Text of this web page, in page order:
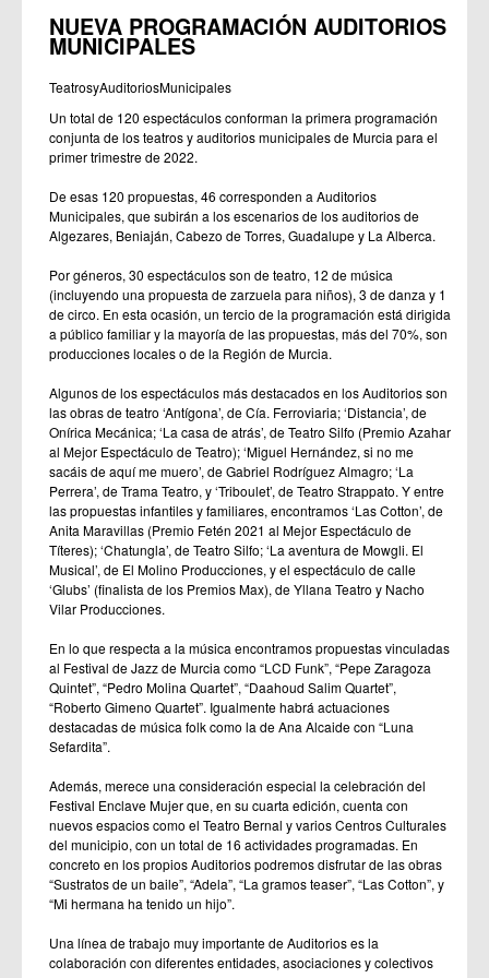
NUEVA PROGRAMACIÓN AUDITORIOS
MUNICIPALES
TeatrosyAuditoriosMunicipales
Un total de 120 espectáculos conforman la primera programación
conjunta de los teatros y auditorios municipales de Murcia para el
primer trimestre de 2022.
De esas 120 propuestas, 46 corresponden a Auditorios
Municipales, que subirán a los escenarios de los auditorios de
Algezares, Beniaján, Cabezo de Torres, Guadalupe y La Alberca.
Por géneros, 30 espectáculos son de teatro, 12 de música
(incluyendo una propuesta de zarzuela para niños), 3 de danza y 1
de circo. En esta ocasión, un tercio de la programación está dirigida
a público familiar y la mayoría de las propuestas, más del 70%, son
producciones locales o de la Región de Murcia.
Algunos de los espectáculos más destacados en los Auditorios son
las obras de teatro ‘Antígona’, de Cía. Ferroviaria; ‘Distancia’, de
Onírica Mecánica; ‘La casa de atrás’, de Teatro Silfo (Premio Azahar
al Mejor Espectáculo de Teatro); ‘Miguel Hernández, si no me
sacáis de aquí me muero’, de Gabriel Rodríguez Almagro; ‘La
Perrera’, de Trama Teatro, y ‘Triboulet’, de Teatro Strappato. Y entre
las propuestas infantiles y familiares, encontramos ‘Las Cotton’, de
Anita Maravillas (Premio Fetén 2021 al Mejor Espectáculo de
Títeres); ‘Chatungla’, de Teatro Silfo; ‘La aventura de Mowgli. El
Musical’, de El Molino Producciones, y el espectáculo de calle
‘Glubs’ (finalista de los Premios Max), de Yllana Teatro y Nacho
Vilar Producciones.
En lo que respecta a la música encontramos propuestas vinculadas
al Festival de Jazz de Murcia como “LCD Funk”, “Pepe Zaragoza
Quintet”, “Pedro Molina Quartet”, “Daahoud Salim Quartet”,
“Roberto Gimeno Quartet”. Igualmente habrá actuaciones
destacadas de música folk como la de Ana Alcaide con “Luna
Sefardita”.
Además, merece una consideración especial la celebración del
Festival Enclave Mujer que, en su cuarta edición, cuenta con
nuevos espacios como el Teatro Bernal y varios Centros Culturales
del municipio, con un total de 16 actividades programadas. En
concreto en los propios Auditorios podremos disfrutar de las obras
“Sustratos de un baile”, “Adela”, “La gramos teaser”, “Las Cotton”, y
“Mi hermana ha tenido un hijo”.
Una línea de trabajo muy importante de Auditorios es la
colaboración con diferentes entidades, asociaciones y colectivos